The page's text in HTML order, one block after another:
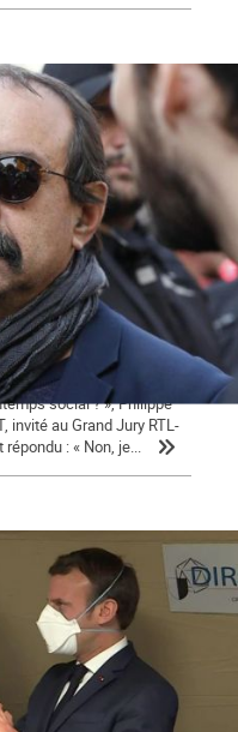
social ? », Philippe
invité au Grand Jury RTL-
: « Non, je...